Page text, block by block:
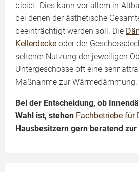
bleibt. Dies kann vor allem in
bei denen der ästhetische
beeinträchtigt werden soll. Die
Kellerdecke oder der
seltener Nutzung der jeweiligen
Untergeschosse oft eine sehr
Maßnahme zur Wärmedämmung.
Bei der Entscheidung, ob
Wahl ist, stehen Fachbetriebe für
Hausbesitzern gern beratend zur